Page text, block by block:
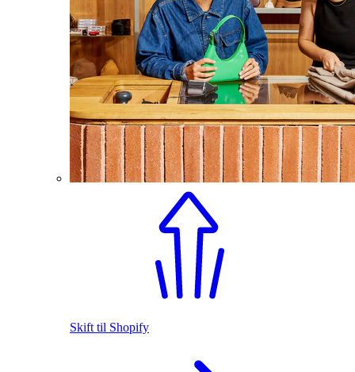
Skift til Shopify